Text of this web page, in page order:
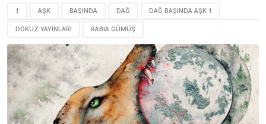
1 AŞK BAŞINDA DAĞ DAĞ BAŞINDA AŞK 1
DOKUZ YAYINLARI RABIA GÜMÜŞ